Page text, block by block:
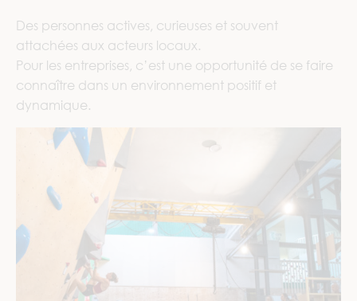
Des personnes actives, curieuses et souvent
attachées aux acteurs locaux.
Pour les entreprises, c’est une opportunité de se faire
connaître dans un environnement positif et
dynamique.